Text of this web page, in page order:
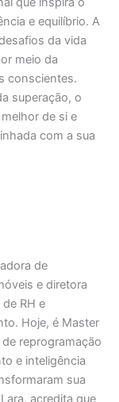
e equilíbrio. A
da vida
meio da
conscientes.
superação, o
de si e
com a sua
de
e diretora
RH e
Hoje, é Master
reprogramação
e inteligência
sua
acredita que